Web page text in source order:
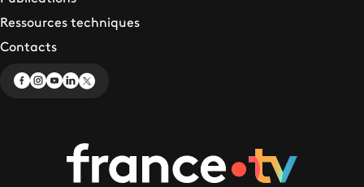
Ressources techniques
Contacts